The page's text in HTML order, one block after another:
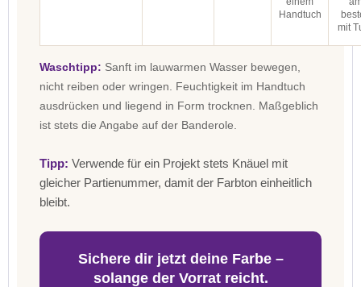
Handtuch
mit
Waschtipp: Sanft im lauwarmen Wasser bewegen,
nicht reiben oder wringen. Feuchtigkeit im Handtuch
ausdrücken und liegend in Form trocknen. Maßgeblich
ist stets die Angabe auf der Banderole.
Tipp: Verwende für ein Projekt stets Knäuel mit
gleicher Partienummer, damit der Farbton einheitlich
bleibt.
Sichere dir jetzt deine Farbe –
solange der Vorrat reicht.